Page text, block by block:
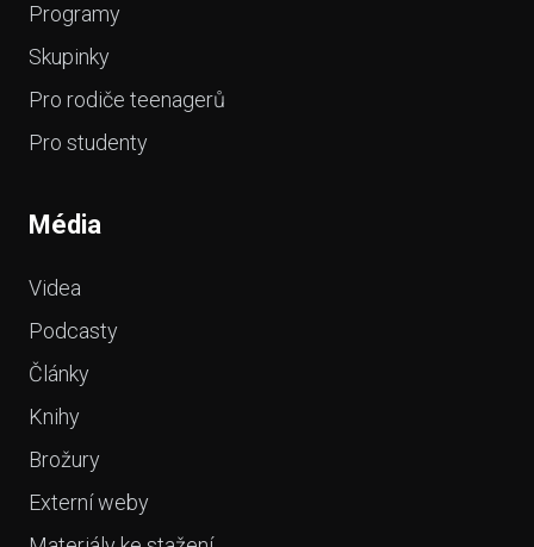
Programy
Skupinky
Pro rodiče teenagerů
Pro studenty
Média
Videa
Podcasty
Články
Knihy
Brožury
Externí weby